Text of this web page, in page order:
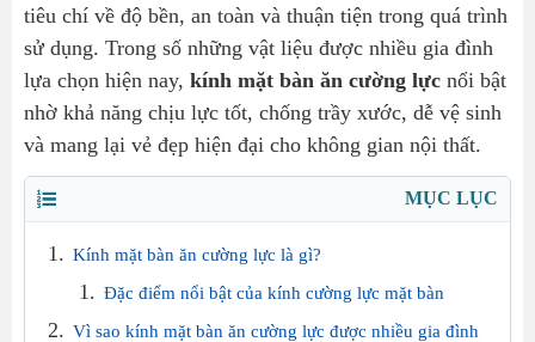
tiêu chí về độ bền, an toàn và thuận tiện trong quá trình
sử dụng. Trong số những vật liệu được nhiều gia đình
lựa chọn hiện nay, kính mặt bàn ăn cường lực nổi bật
nhờ khả năng chịu lực tốt, chống trầy xước, dễ vệ sinh
và mang lại vẻ đẹp hiện đại cho không gian nội thất.
MỤC LỤC
Kính mặt bàn ăn cường lực là gì?
Đặc điểm nổi bật của kính cường lực mặt bàn
Vì sao kính mặt bàn ăn cường lực được nhiều gia đình